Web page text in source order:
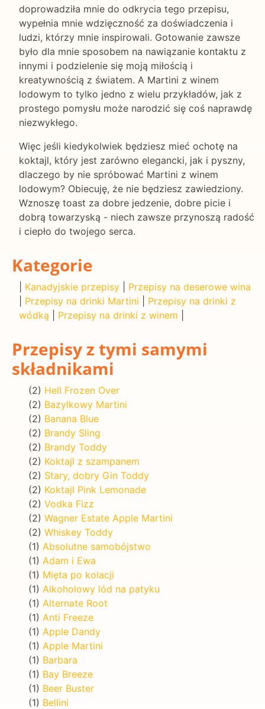
doprowadziła mnie do odkrycia tego przepisu,
wypełnia mnie wdzięczność za doświadczenia i
ludzi, którzy mnie inspirowali. Gotowanie zawsze
było dla mnie sposobem na nawiązanie kontaktu z
innymi i podzielenie się moją miłością i
kreatywnością z światem. A Martini z winem
lodowym to tylko jedno z wielu przykładów, jak z
prostego pomysłu może narodzić się coś naprawdę
niezwykłego.
Więc jeśli kiedykolwiek będziesz mieć ochotę na
koktajl, który jest zarówno elegancki, jak i pyszny,
dlaczego by nie spróbować Martini z winem
lodowym? Obiecuję, że nie będziesz zawiedziony.
Wznoszę toast za dobre jedzenie, dobre picie i
dobrą towarzyską - niech zawsze przynoszą radość
i ciepło do twojego serca.
Kategorie
Kanadyjskie przepisy
Przepisy na deserowe wina
Przepisy na drinki Martini
Przepisy na drinki z
wódką
Przepisy na drinki z winem
Przepisy z tymi samymi
składnikami
(2) Hell Frozen Over
(2) Bazylkowy Martini
(2) Banana Blue
(2) Brandy Sling
(2) Brandy Toddy
(2) Koktajl z szampanem
(2) Stary, dobry Gin Toddy
(2) Koktajl Pink Lemonade
(2) Vodka Fizz
(2) Wagner Estate Apple Martini
(2) Whiskey Toddy
(1) Absolutne samobójstwo
(1) Adam i Ewa
(1) Mięta po kolacji
(1) Alkoholowy lód na patyku
(1) Alternate Root
(1) Anti Freeze
(1) Apple Dandy
(1) Apple Martini
(1) Barbara
(1) Bay Breeze
(1) Beer Buster
(1) Bellini